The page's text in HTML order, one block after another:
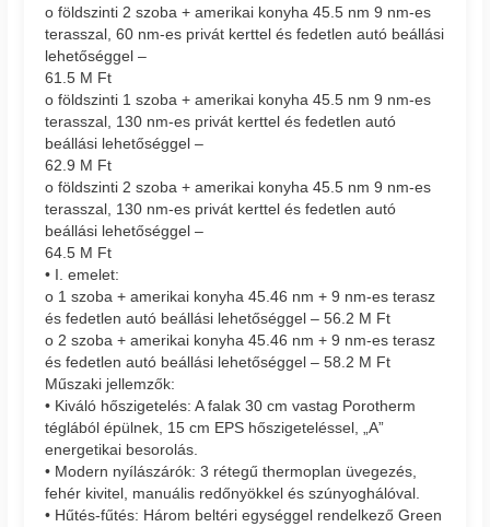
o földszinti 2 szoba + amerikai konyha 45.5 nm 9 nm-es
terasszal, 60 nm-es privát kerttel és fedetlen autó beállási
lehetőséggel –
61.5 M Ft
o földszinti 1 szoba + amerikai konyha 45.5 nm 9 nm-es
terasszal, 130 nm-es privát kerttel és fedetlen autó
beállási lehetőséggel –
62.9 M Ft
o földszinti 2 szoba + amerikai konyha 45.5 nm 9 nm-es
terasszal, 130 nm-es privát kerttel és fedetlen autó
beállási lehetőséggel –
64.5 M Ft
• I. emelet:
o 1 szoba + amerikai konyha 45.46 nm + 9 nm-es terasz
és fedetlen autó beállási lehetőséggel – 56.2 M Ft
o 2 szoba + amerikai konyha 45.46 nm + 9 nm-es terasz
és fedetlen autó beállási lehetőséggel – 58.2 M Ft
Műszaki jellemzők:
• Kiváló hőszigetelés: A falak 30 cm vastag Porotherm
téglából épülnek, 15 cm EPS hőszigeteléssel, „A”
energetikai besorolás.
• Modern nyílászárók: 3 rétegű thermoplan üvegezés,
fehér kivitel, manuális redőnyökkel és szúnyoghálóval.
• Hűtés-fűtés: Három beltéri egységgel rendelkező Green